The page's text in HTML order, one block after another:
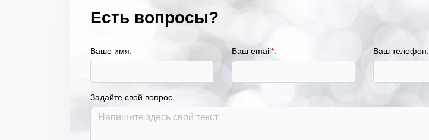
Есть вопросы?
Ваше имя: Ваш email*: Ваш телефон:
Задайте свой вопрос